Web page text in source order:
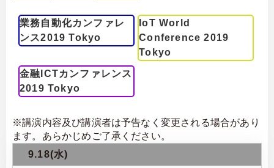
業務自動化カンファレ
ンス2019 Tokyo
IoT World
Conference 2019
Tokyo
金融ICTカンファレンス
2019 Tokyo
※講演内容及び講演者は予告なく変更される場合があり
ます。あらかじめご了承ください。
9.18(水)